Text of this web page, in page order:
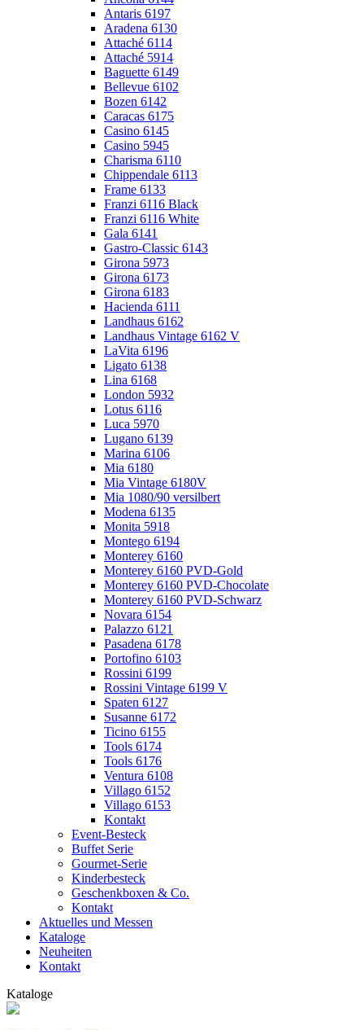
Antaris 6197
Aradena 6130
Attaché 6114
Attaché 5914
Baguette 6149
Bellevue 6102
Bozen 6142
Caracas 6175
Casino 6145
Casino 5945
Charisma 6110
Chippendale 6113
Frame 6133
Franzi 6116 Black
Franzi 6116 White
Gala 6141
Gastro-Classic 6143
Girona 5973
Girona 6173
Girona 6183
Hacienda 6111
Landhaus 6162
Landhaus Vintage 6162 V
LaVita 6196
Ligato 6138
Lina 6168
London 5932
Lotus 6116
Luca 5970
Lugano 6139
Marina 6106
Mia 6180
Mia Vintage 6180V
Mia 1080/90 versilbert
Modena 6135
Monita 5918
Montego 6194
Monterey 6160
Monterey 6160 PVD-Gold
Monterey 6160 PVD-Chocolate
Monterey 6160 PVD-Schwarz
Novara 6154
Palazzo 6121
Pasadena 6178
Portofino 6103
Rossini 6199
Rossini Vintage 6199 V
Spaten 6127
Susanne 6172
Ticino 6155
Tools 6174
Tools 6176
Ventura 6108
Villago 6152
Villago 6153
Kontakt
Event-Besteck
Buffet Serie
Gourmet-Serie
Kinderbesteck
Geschenkboxen & Co.
Kontakt
Aktuelles und Messen
Kataloge
Neuheiten
Kontakt
Kataloge